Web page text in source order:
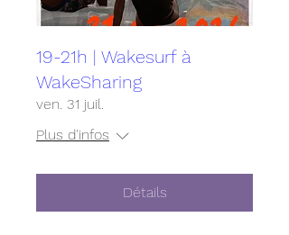
19-21h | Wakesurf à
WakeSharing
ven. 31 juil.
Plus d'infos
Détails